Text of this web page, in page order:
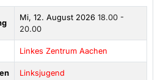
Mi, 12. August 202618.00 -
20.00
Linkes Zentrum Aachen
Linksjugend